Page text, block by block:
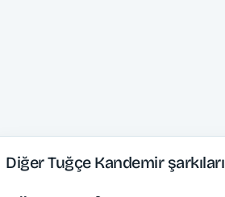
Diğer Tuğçe Kandemir şarkıları